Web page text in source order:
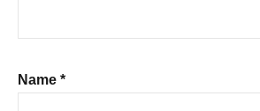
Name *